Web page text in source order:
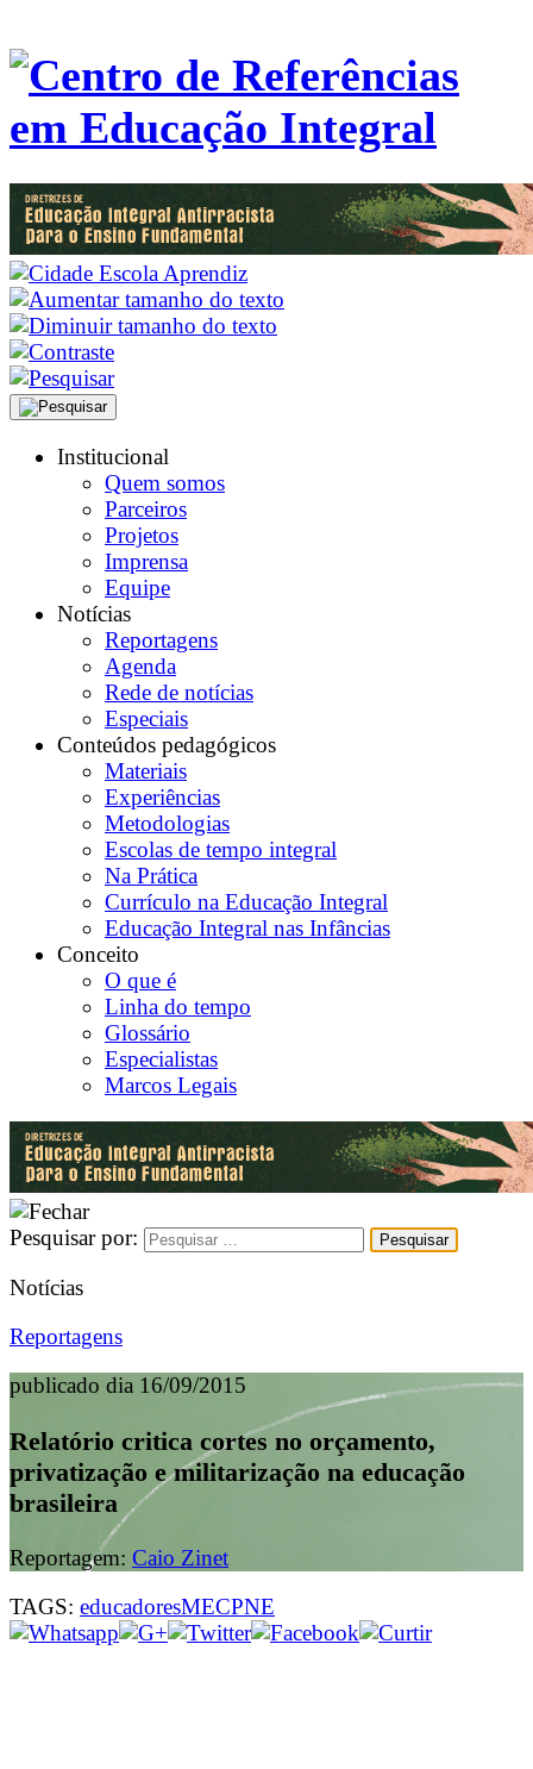
Institucional
Quem somos
Parceiros
Projetos
Imprensa
Equipe
Notícias
Reportagens
Agenda
Rede de notícias
Especiais
Conteúdos pedagógicos
Materiais
Experiências
Metodologias
Escolas de tempo integral
Na Prática
Currículo na Educação Integral
Educação Integral nas Infâncias
Conceito
O que é
Linha do tempo
Glossário
Especialistas
Marcos Legais
Pesquisar por:
Notícias
Reportagens
publicado dia 16/09/2015
Relatório critica cortes no orçamento,
privatização e militarização na educação
brasileira
Reportagem: Caio Zinet
TAGS: educadoresMECPNE